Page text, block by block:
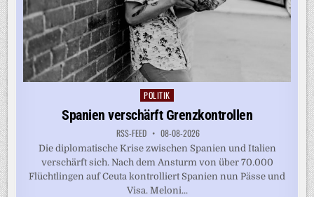
Posted
in
POLITIK
Spanien verschärft Grenzkontrollen
RSS-FEED 08-08-2026
Die diplomatische Krise zwischen Spanien und Italien
verschärft sich. Nach dem Ansturm von über 70.000
Flüchtlingen auf Ceuta kontrolliert Spanien nun Pässe und
Visa. Meloni...